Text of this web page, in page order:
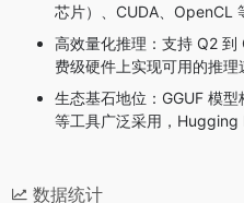
芯片）、CUDA、OpenCL
高效量化推理：支持 Q2 到
费级硬件上实现可用的推理
生态基石地位：GGUF 模
等工具广泛采用，Hugging
数据统计